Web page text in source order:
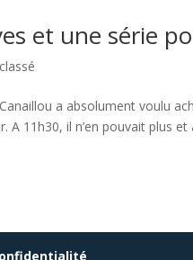
et une série
a absolument voulu
11h30, il n’en pouvait plus